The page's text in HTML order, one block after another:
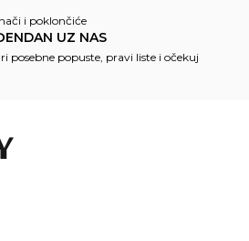
i poklončiće
UZ NAS
posebne popuste, pravi liste i očekuj